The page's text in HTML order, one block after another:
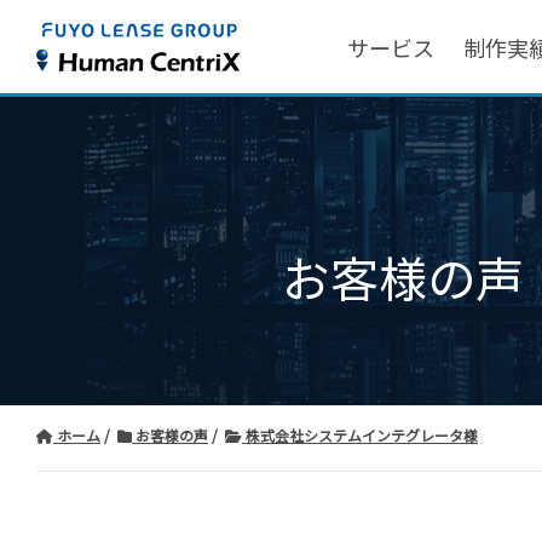
サービス 制作実
お客様の声
ホーム お客様の声 株式会社システムインテグレータ様